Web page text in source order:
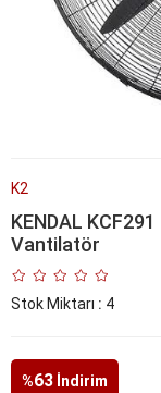
K2
KENDAL
Vantilatör
Stok Miktarı : 4
%63 İndirim